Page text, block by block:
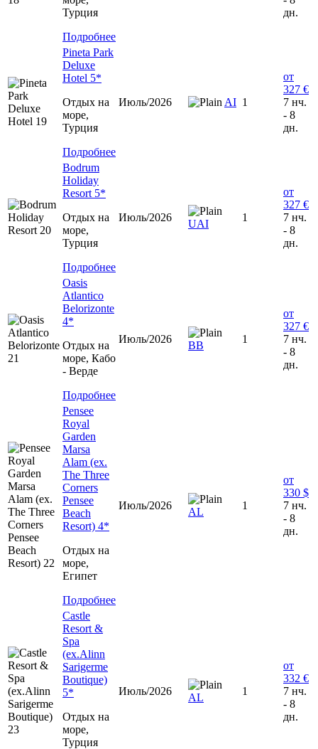
Турция
Подробнее
дн.
Pineta Park
Deluxe
Hotel 5*
Отдых на
море,
Турция
Подробнее
Июль/2026 AI 1
от
327 €
7 нч.
- 8
дн.
Bodrum
Holiday
Resort 5*
Отдых на
море,
Турция
Подробнее
Июль/2026
UAI
1
от
327 €
7 нч.
- 8
дн.
Oasis
Atlantico
Belorizonte
4*
Отдых на
море, Кабо
- Верде
Подробнее
Июль/2026
ВВ
1
от
327 €
7 нч.
- 8
дн.
Pensee
Royal
Garden
Marsa
Alam (ex.
The Three
Corners
Pensee
Beach
Resort) 4*
Отдых на
море,
Египет
Подробнее
Июль/2026
AL
1
от
330 $
7 нч.
- 8
дн.
Castle
Resort &
Spa
(ex.Alinn
Sarigerme
Boutique)
5*
Отдых на
море,
Турция
Июль/2026
AL
1
от
332 €
7 нч.
- 8
дн.